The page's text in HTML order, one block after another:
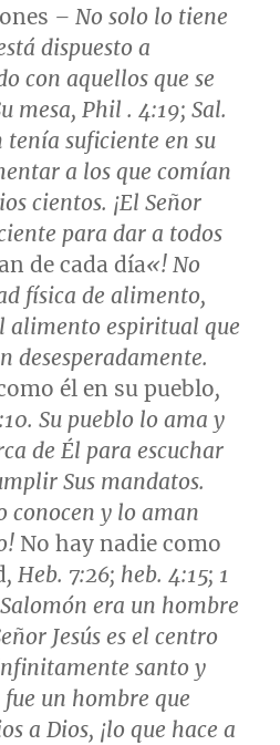
– No solo lo tiene
dispuesto a
con aquellos que se
mesa, Phil . 4:19; Sal.
tenía suficiente en su
a los que comían
cientos. ¡El Señor
para dar a todos
de cada día«! No
física de alimento,
alimento espiritual que
desesperadamente.
él en su pueblo,
. Su pueblo lo ama y
de Él para escuchar
Sus mandatos.
conocen y lo aman
No hay nadie como
, Heb. 7:26; heb. 4:15; 1
era un hombre
Jesús es el centro
santo y
un hombre que
a Dios, ¡lo que hace a